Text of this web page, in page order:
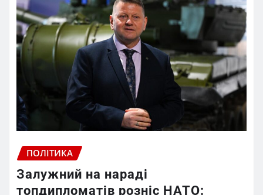
ПОЛІТИКА
Залужний на нараді
топдипломатів розніс НАТО: